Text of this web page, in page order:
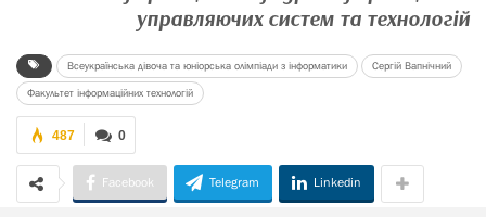
управляючих систем та технологій
Всеукраїнська дівоча та юніорська олімпіади з інформатики Сергій Вапнічний
Факультет інформаційних технологій
0
487
Facebook Telegram Linkedin